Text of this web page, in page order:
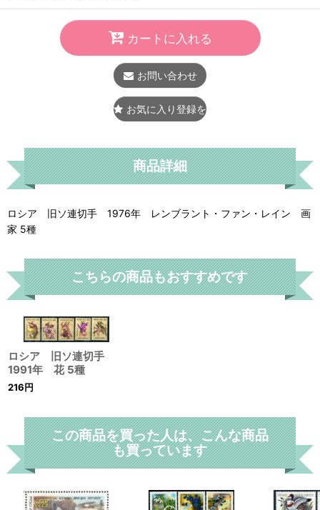
カートに入れる
お問い合わせ
お気に入り登録をする
商品詳細
ロシア 旧ソ連切手 1976年 レンブラント・ファン・レイン 画
家 5種
こちらの商品もおすすめです
ロシア 旧ソ連切手
1991年 花 5種
216円
この商品を買った人は、こんな商品
も買っています